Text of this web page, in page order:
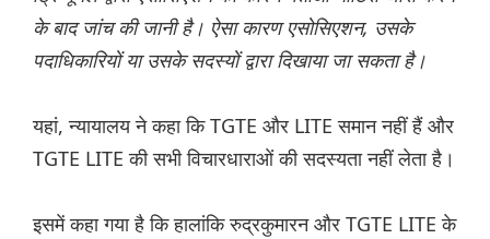
के बाद जांच की जानी है। ऐसा कारण एसोसिएशन, उसके
पदाधिकारियों या उसके सदस्यों द्वारा दिखाया जा सकता है।
यहां, न्यायालय ने कहा कि TGTE और LITE समान नहीं हैं और
TGTE LITE की सभी विचारधाराओं की सदस्यता नहीं लेता है।
इसमें कहा गया है कि हालांकि रुद्रकुमारन और TGTE LITE के